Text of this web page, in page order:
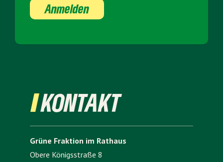
Anmelden
KONTAKT
Grüne Fraktion im Rathaus
Obere Königsstraße 8